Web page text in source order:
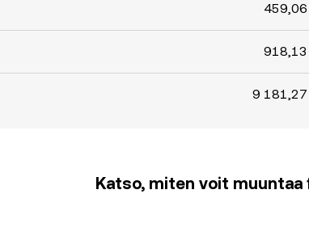
459,06
918,13
9 181,27
Katso, miten voit